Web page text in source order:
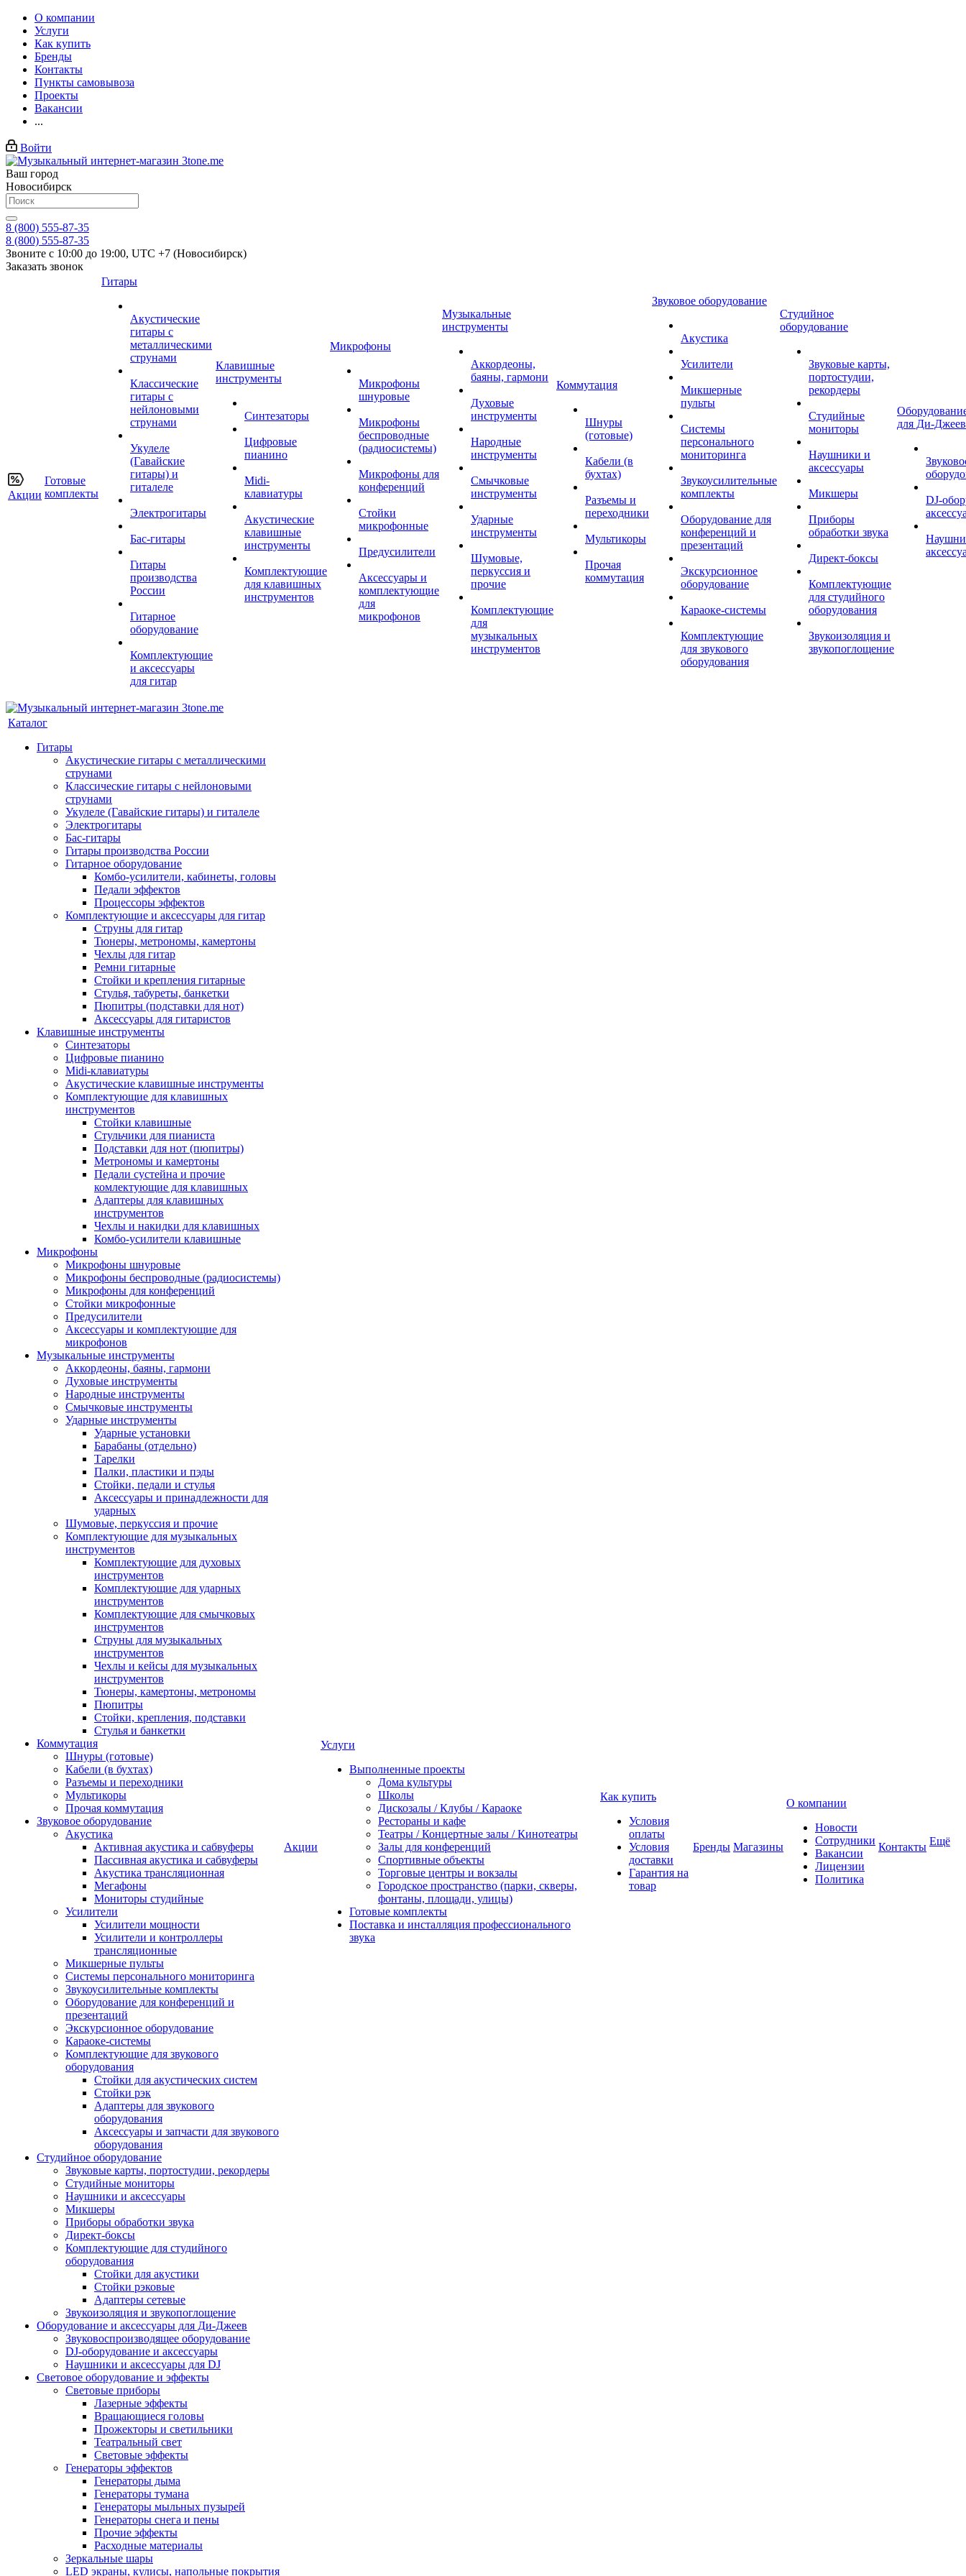
О компании
Услуги
Как купить
Бренды
Контакты
Пункты самовывоза
Проекты
Вакансии
...
Войти
Ваш город
Новосибирск
8 (800) 555-87-35
8 (800) 555-87-35
Звоните с 10:00 до 19:00, UTC +7 (Новосибирск)
Заказать звонок
Акции
Готовые
комплекты
Гитары
Акустические
гитары с
металлическими
струнами
Классические
гитары с
нейлоновыми
струнами
Укулеле
(Гавайские
гитары) и
гиталеле
Электрогитары
Бас-гитары
Гитары
производства
России
Гитарное
оборудование
Комплектующие
и аксессуары
для гитар
Клавишные
инструменты
Синтезаторы
Цифровые
пианино
Midi-
клавиатуры
Акустические
клавишные
инструменты
Комплектующие
для клавишных
инструментов
Микрофоны
Микрофоны
шнуровые
Микрофоны
беспроводные
(радиосистемы)
Микрофоны для
конференций
Стойки
микрофонные
Предусилители
Аксессуары и
комплектующие
для
микрофонов
Музыкальные
инструменты
Аккордеоны,
баяны, гармони
Духовые
инструменты
Народные
инструменты
Смычковые
инструменты
Ударные
инструменты
Шумовые,
перкуссия и
прочие
Комплектующие
для
музыкальных
инструментов
Коммутация
Шнуры
(готовые)
Кабели (в
бухтах)
Разъемы и
переходники
Мультикоры
Прочая
коммутация
Звуковое оборудование
Акустика
Усилители
Микшерные
пульты
Системы
персонального
мониторинга
Звукоусилительные
комплекты
Оборудование для
конференций и
презентаций
Экскурсионное
оборудование
Караоке-системы
Комплектующие
для звукового
оборудования
Студийное
оборудование
Звуковые карты,
портостудии,
рекордеры
Студийные
мониторы
Наушники и
аксессуары
Микшеры
Приборы
обработки звука
Директ-боксы
Комплектующие
для студийного
оборудования
Звукоизоляция и
звукопоглощение
для Ди-Джеев
DJ-
Каталог
Гитары
Акустические гитары с металлическими
струнами
Классические гитары с нейлоновыми
струнами
Укулеле (Гавайские гитары) и гиталеле
Электрогитары
Бас-гитары
Гитары производства России
Гитарное оборудование
Комбо-усилители, кабинеты, головы
Педали эффектов
Процессоры эффектов
Комплектующие и аксессуары для гитар
Струны для гитар
Тюнеры, метрономы, камертоны
Чехлы для гитар
Ремни гитарные
Стойки и крепления гитарные
Стулья, табуреты, банкетки
Пюпитры (подставки для нот)
Аксессуары для гитаристов
Клавишные инструменты
Синтезаторы
Цифровые пианино
Midi-клавиатуры
Акустические клавишные инструменты
Комплектующие для клавишных
инструментов
Стойки клавишные
Стульчики для пианиста
Подставки для нот (пюпитры)
Метрономы и камертоны
Педали сустейна и прочие
комлектующие для клавишных
Адаптеры для клавишных
инструментов
Чехлы и накидки для клавишных
Комбо-усилители клавишные
Микрофоны
Микрофоны шнуровые
Микрофоны беспроводные (радиосистемы)
Микрофоны для конференций
Стойки микрофонные
Предусилители
Аксессуары и комплектующие для
микрофонов
Музыкальные инструменты
Аккордеоны, баяны, гармони
Духовые инструменты
Народные инструменты
Смычковые инструменты
Ударные инструменты
Ударные установки
Барабаны (отдельно)
Тарелки
Палки, пластики и пэды
Стойки, педали и стулья
Аксессуары и принадлежности для
ударных
Шумовые, перкуссия и прочие
Комплектующие для музыкальных
инструментов
Комплектующие для духовых
инструментов
Комплектующие для ударных
инструментов
Комплектующие для смычковых
инструментов
Струны для музыкальных
инструментов
Чехлы и кейсы для музыкальных
инструментов
Тюнеры, камертоны, метрономы
Пюпитры
Стойки, крепления, подставки
Стулья и банкетки
Коммутация
Шнуры (готовые)
Кабели (в бухтах)
Разъемы и переходники
Мультикоры
Прочая коммутация
Звуковое оборудование
Акустика
Активная акустика и сабвуферы
Пассивная акустика и сабвуферы
Акустика трансляционная
Мегафоны
Мониторы студийные
Усилители
Усилители мощности
Усилители и контроллеры
трансляционные
Микшерные пульты
Системы персонального мониторинга
Звукоусилительные комплекты
Оборудование для конференций и
презентаций
Экскурсионное оборудование
Караоке-системы
Комплектующие для звукового
оборудования
Стойки для акустических систем
Стойки рэк
Адаптеры для звукового
оборудования
Аксессуары и запчасти для звукового
оборудования
Студийное оборудование
Звуковые карты, портостудии, рекордеры
Студийные мониторы
Наушники и аксессуары
Микшеры
Приборы обработки звука
Директ-боксы
Комплектующие для студийного
оборудования
Стойки для акустики
Стойки рэковые
Адаптеры сетевые
Звукоизоляция и звукопоглощение
Оборудование и аксессуары для Ди-Джеев
Звуковоспроизводящее оборудование
DJ-оборудование и аксессуары
Наушники и аксессуары для DJ
Световое оборудование и эффекты
Световые приборы
Лазерные эффекты
Вращающиеся головы
Прожекторы и светильники
Театральный свет
Световые эффекты
Генераторы эффектов
Генераторы дыма
Генераторы тумана
Генераторы мыльных пузырей
Генераторы снега и пены
Прочие эффекты
Расходные материалы
Зеркальные шары
LED экраны, кулисы, напольные покрытия
Акции
Услуги
Выполненные проекты
Дома культуры
Школы
Дискозалы / Клубы / Караоке
Рестораны и кафе
Театры / Концертные залы / Кинотеатры
Залы для конференций
Спортивные объекты
Торговые центры и вокзалы
Городское пространство (парки, скверы,
фонтаны, площади, улицы)
Готовые комплекты
Поставка и инсталляция профессионального
звука
Как купить
Условия
оплаты
Условия
доставки
Гарантия на
товар
Бренды Магазины
О компании
Новости
Сотрудники
Вакансии
Лицензии
Политика
Контакты Ещё